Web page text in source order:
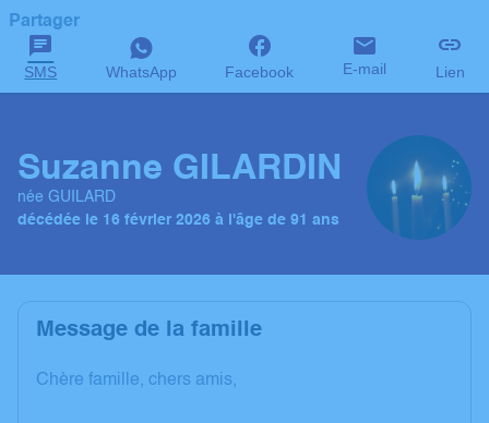
Partager
SMS WhatsApp Facebook E-mail Lien
Suzanne GILARDIN
née GUILARD
décédée le 16 février 2026 à l'âge de 91 ans
Message de la famille
Chère famille, chers amis,